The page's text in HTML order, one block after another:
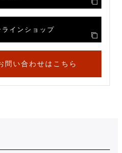
インショップ
問い合わせはこちら